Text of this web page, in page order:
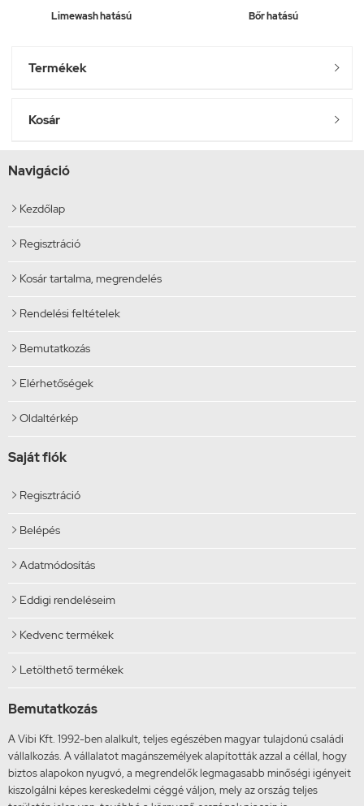
Limewash hatású Bőr hatású
Termékek 
Kosár 
Navigáció
 Kezdőlap
 Regisztráció
 Kosár tartalma, megrendelés
 Rendelési feltételek
 Bemutatkozás
 Elérhetőségek
 Oldaltérkép
Saját fiók
 Regisztráció
 Belépés
 Adatmódosítás
 Eddigi rendeléseim
 Kedvenc termékek
 Letölthető termékek
Bemutatkozás
A Vibi Kft. 1992-ben alalkult, teljes egészében magyar tulajdonú családi
vállalkozás. A vállalatot magánszemélyek alapították azzal a céllal, hogy
biztos alapokon nyugvó, a megrendelők legmagasabb minőségi igényeit
kiszolgálni képes kereskedelmi céggé váljon, mely az ország teljes